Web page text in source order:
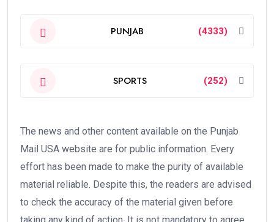
PUNJAB (4333)
SPORTS (252)
The news and other content available on the Punjab
Mail USA website are for public information. Every
effort has been made to make the purity of available
material reliable. Despite this, the readers are advised
to check the accuracy of the material given before